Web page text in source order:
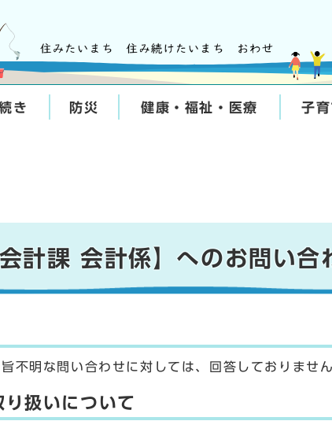
き 防災 健康・福祉・医療 子
計課 会計係】へのお問い合
不明な問い合わせに対しては、回答しておりません
扱いについて